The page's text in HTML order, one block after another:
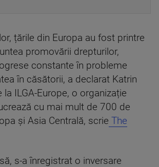
țările din Europa au fost printre
promovării drepturilor,
constante în probleme
în căsătorii, a declarat Katrin
la ILGA-Europe, o organizație
cu mai mult de 700 de
și Asia Centrală, scrie The
s-a înregistrat o inversare